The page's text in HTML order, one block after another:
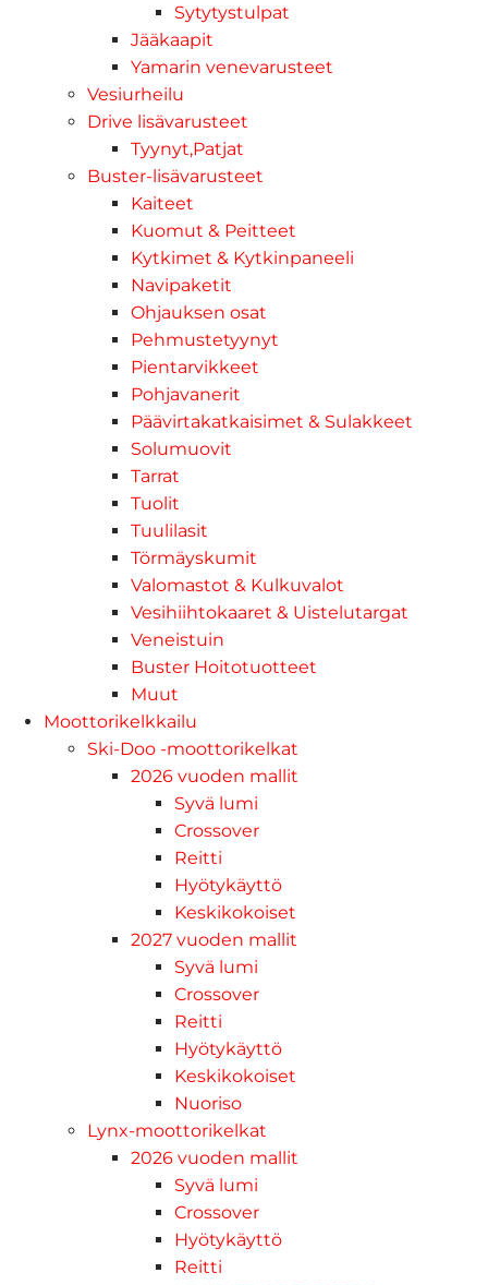
Sytytystulpat
Jääkaapit
Yamarin venevarusteet
Vesiurheilu
Drive lisävarusteet
Tyynyt,Patjat
Buster-lisävarusteet
Kaiteet
Kuomut & Peitteet
Kytkimet & Kytkinpaneeli
Navipaketit
Ohjauksen osat
Pehmustetyynyt
Pientarvikkeet
Pohjavanerit
Päävirtakatkaisimet & Sulakkeet
Solumuovit
Tarrat
Tuolit
Tuulilasit
Törmäyskumit
Valomastot & Kulkuvalot
Vesihiihtokaaret & Uistelutargat
Veneistuin
Buster Hoitotuotteet
Muut
Moottorikelkkailu
Ski-Doo -moottorikelkat
2026 vuoden mallit
Syvä lumi
Crossover
Reitti
Hyötykäyttö
Keskikokoiset
2027 vuoden mallit
Syvä lumi
Crossover
Reitti
Hyötykäyttö
Keskikokoiset
Nuoriso
Lynx-moottorikelkat
2026 vuoden mallit
Syvä lumi
Crossover
Hyötykäyttö
Reitti